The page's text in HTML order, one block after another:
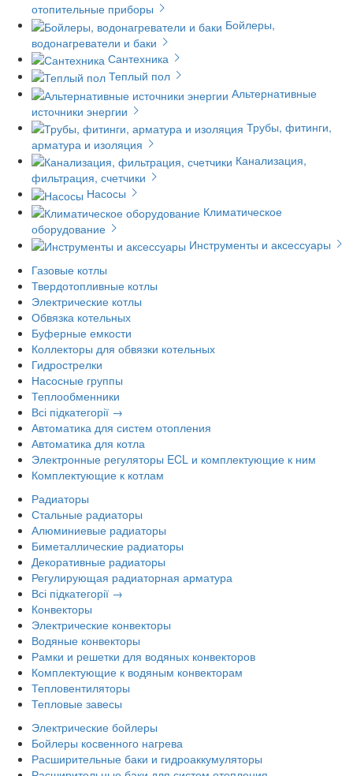
отопительные приборы
Бойлеры,
водонагреватели и баки
Сантехника
Теплый пол
Альтернативные
источники энергии
Трубы, фитинги,
арматура и изоляция
Канализация,
фильтрация, счетчики
Насосы
Климатическое
оборудование
Инструменты и аксессуары
Газовые котлы
Твердотопливные котлы
Электрические котлы
Обвязка котельных
Буферные емкости
Коллекторы для обвязки котельных
Гидрострелки
Насосные группы
Теплообменники
Всі підкатегорії →
Автоматика для систем отопления
Автоматика для котла
Электронные регуляторы ECL и комплектующие к ним
Комплектующие к котлам
Радиаторы
Стальные радиаторы
Алюминиевые радиаторы
Биметаллические радиаторы
Декоративные радиаторы
Регулирующая радиаторная арматура
Всі підкатегорії →
Конвекторы
Электрические конвекторы
Водяные конвекторы
Рамки и решетки для водяных конвекторов
Комплектующие к водяным конвекторам
Тепловентиляторы
Тепловые завесы
Электрические бойлеры
Бойлеры косвенного нагрева
Расширительные баки и гидроаккумуляторы